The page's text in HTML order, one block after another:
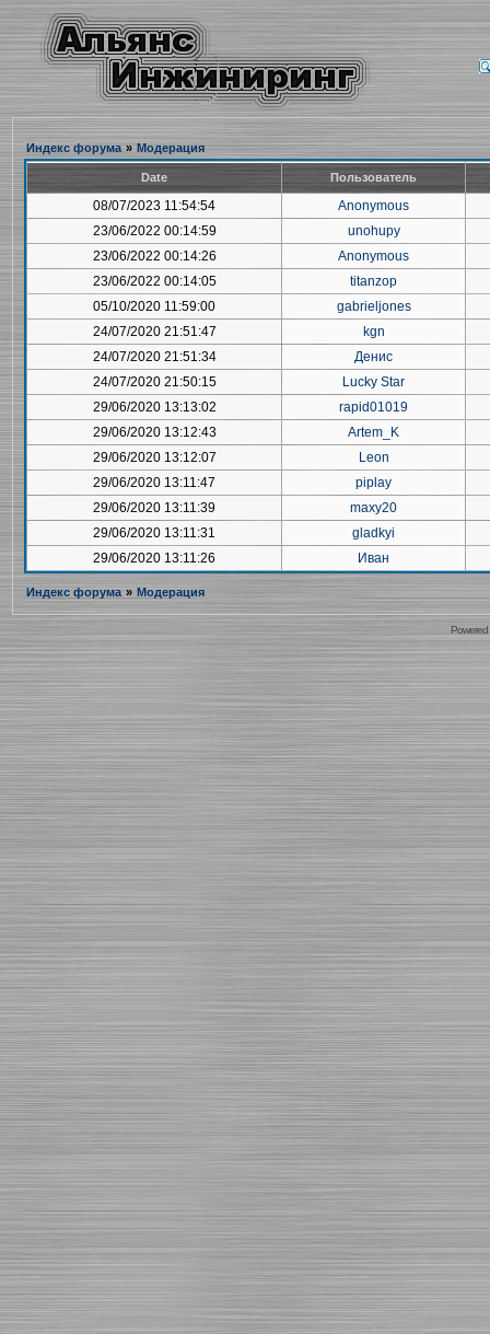
Индекс форума » Модерация
Date Пользователь
08/07/2023 11:54:54
Anonymous
23/06/2022 00:14:59
unohupy
23/06/2022 00:14:26
Anonymous
23/06/2022 00:14:05
titanzop
05/10/2020 11:59:00
gabrieljones
24/07/2020 21:51:47
kgn
24/07/2020 21:51:34
Денис
24/07/2020 21:50:15
Lucky Star
29/06/2020 13:13:02
rapid01019
29/06/2020 13:12:43
Artem_K
29/06/2020 13:12:07
Leon
29/06/2020 13:11:47
piplay
29/06/2020 13:11:39
maxy20
29/06/2020 13:11:31
gladkyi
29/06/2020 13:11:26
Иван
Индекс форума » Модерация